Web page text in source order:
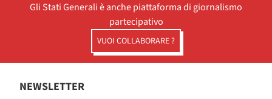
Gli Stati Generali è anche piattaforma di giornalismo
partecipativo
VUOI COLLABORARE ?
NEWSLETTER